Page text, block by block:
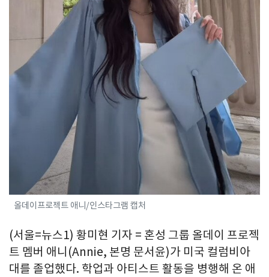
올데이프로젝트 애니/인스타그램 캡처
(서울=뉴스1) 황미현 기자 = 혼성 그룹 올데이 프로젝
트 멤버 애니(Annie, 본명 문서윤)가 미국 컬럼비아
대를 졸업했다. 학업과 아티스트 활동을 병행해 온 애